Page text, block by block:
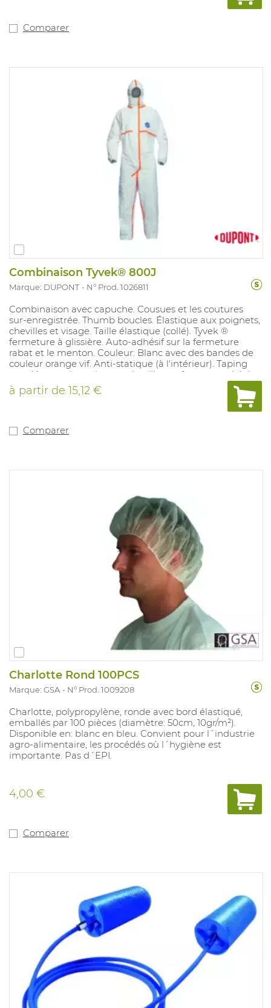
Comparer
Combinaison Tyvek® 800J
Marque: DUPONT N° Prod. 1026811
Combinaison avec capuche. Cousues et les coutures
sur-enregistrée. Thumb boucles. Élastique aux poignets,
chevilles et visage. Taille élastique (collé). Tyvek ®
fermeture à glissière. Auto-adhésif sur la fermeture
rabat et le menton. Couleur: Blanc avec des bandes de
couleur orange vif. Anti-statique (à l'intérieur). Taping
supplémentaire poignets, chevilles, et fermeture éclair
volet nécessaire pour atteindre la densité de fluide 3.
à partir de 15,12 €
Comparer
Charlotte Rond 100PCS
Marque: GSA N° Prod. 1009208
Charlotte, polypropylène, ronde avec bord élastiqué,
emballés par 100 pièces (diamètre: 50cm, 10gr/m²).
Disponible en: blanc en bleu. Convient pour l´industrie
agro-alimentaire, les procédés où l´hygiène est
importante. Pas d´EPI.
4,00 €
Comparer